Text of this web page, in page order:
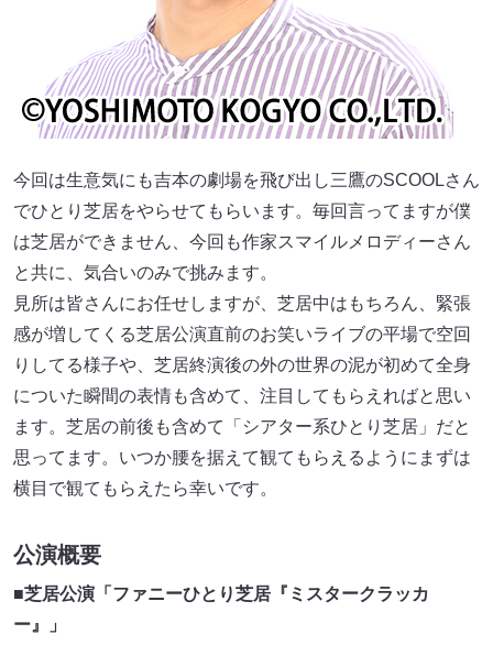
今回は生意気にも吉本の劇場を飛び出し三鷹のSCOOLさん
でひとり芝居をやらせてもらいます。毎回言ってますが僕
は芝居ができません、今回も作家スマイルメロディーさん
と共に、気合いのみで挑みます。
見所は皆さんにお任せしますが、芝居中はもちろん、緊張
感が増してくる芝居公演直前のお笑いライブの平場で空回
りしてる様子や、芝居終演後の外の世界の泥が初めて全身
についた瞬間の表情も含めて、注目してもらえればと思い
ます。芝居の前後も含めて「シアター系ひとり芝居」だと
思ってます。いつか腰を据えて観てもらえるようにまずは
横目で観てもらえたら幸いです。
公演概要
■芝居公演「ファニーひとり芝居『ミスタークラッカ
ー』」